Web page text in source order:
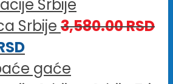
Srbije 3,580.00RSD